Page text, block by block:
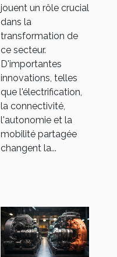
jouent un rôle crucial
dans la
transformation de
ce secteur.
D'importantes
innovations, telles
que l'électrification,
la connectivité,
l'autonomie et la
mobilité partagée
changent la...